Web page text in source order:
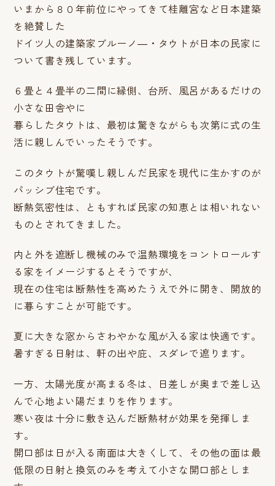
いまから８０年前位にやってきて桂離宮など日本建築
を絶賛した
ドイツ人の建築家ブルーノ―・タウトが日本の民家に
ついて書き残しています。
６畳と４畳半の二間に縁側、台所、風呂があるだけの
小さな田舎やに
暮らしたタウトは、最初は驚きながらも次第に式の生
活に親しんでいったそうです。
このタウトが驚嘆し親しんだ民家を現代に生かすのが
パッシブ住宅です。
断熱気密性は、ともすれば民家の知恵とは相いれない
ものとされてきました。
内と外を遮断し機械のみで温熱環境をコントロールす
る家をイメージするとそうですが、
現在の住宅は断熱性を高めたうえで外に開き、開放的
に暮らすことが可能です。
夏に大きな窓からさわやかな風が入る家は快適です。
暑すぎる日射は、軒の出や庇、スダレで遮ります。
一方、太陽光度が高まる冬は、日差しが奥まで差し込
んで心地よい陽だまりを作ります。
寒い夜は十分に敷き込んだ断熱材が効果を発揮しま
す。
開口部は日が入る南面は大きくして、その他の面は最
低限の日射と換気のみを考えて小さな開口部としま